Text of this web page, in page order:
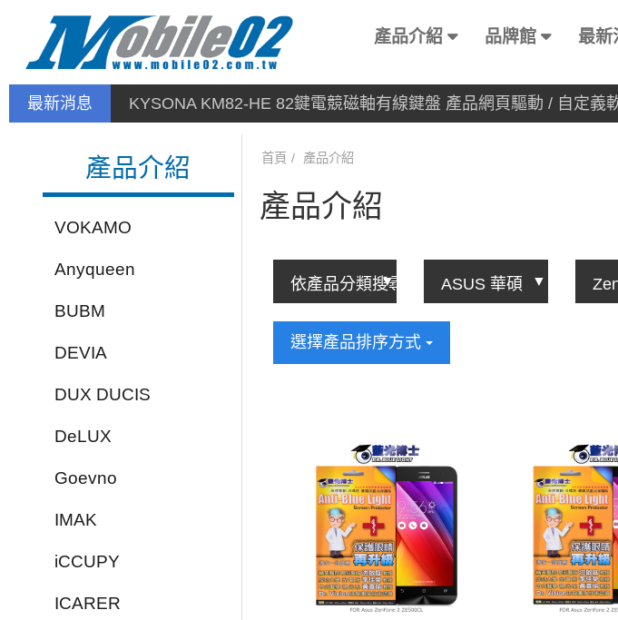
產品介紹 品牌館 最新
最新消息 停產通告
產品介紹
VOKAMO
Anyqueen
BUBM
DEVIA
DUX DUCIS
DeLUX
Goevno
IMAK
iCCUPY
ICARER
首頁 產品介紹
產品介紹
選擇產品排序方式